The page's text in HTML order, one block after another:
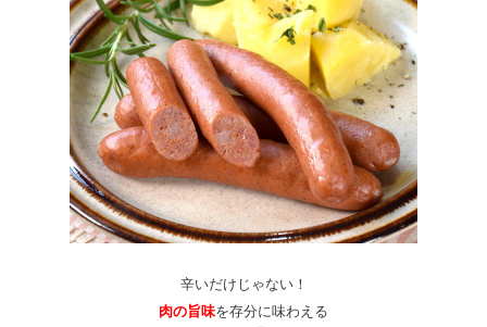
辛いだけじゃない！
肉の旨味を存分に味わえる